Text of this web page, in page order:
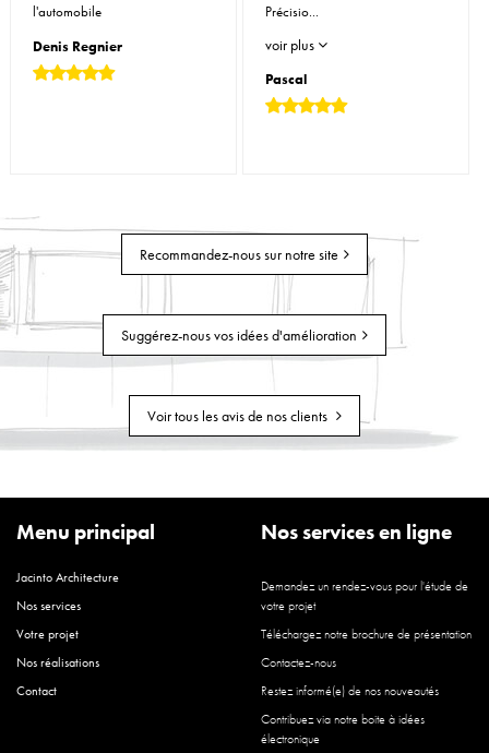
l'automobile
Denis Regnier
Précisio...
voir plus
Pascal
Recommandez-nous sur notre site
Suggérez-nous vos idées d'amélioration
Voir tous les avis de nos clients
Menu principal
Jacinto Architecture
Nos services
Votre projet
Nos réalisations
Contact
Nos services en ligne
Demandez un rendez-vous pour l'étude de
votre projet
Téléchargez notre brochure de présentation
Contactez-nous
Restez informé(e) de nos nouveautés
Contribuez via notre boite à idées
électronique